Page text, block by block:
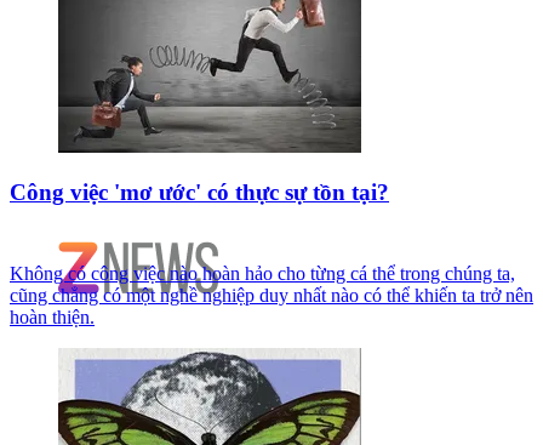
Công việc 'mơ ước' có thực sự tồn tại?
Không có công việc nào hoàn hảo cho từng cá thể trong chúng ta,
cũng chẳng có một nghề nghiệp duy nhất nào có thể khiến ta trở nên
hoàn thiện.